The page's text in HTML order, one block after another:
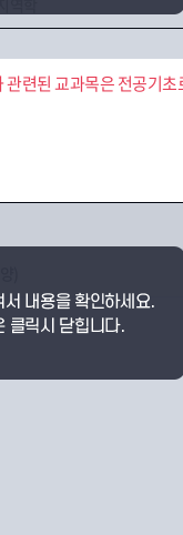
관련된 교과목은 전공기초